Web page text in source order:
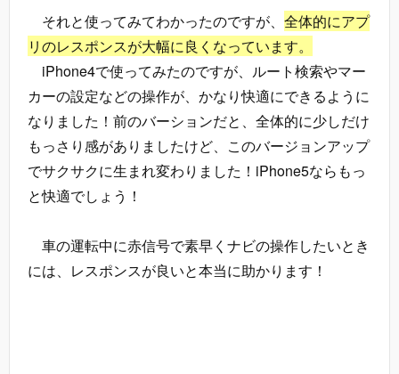
それと使ってみてわかったのですが、 全体的にアプ
リのレスポンスが大幅に良くなっています。
iPhone4で使ってみたのですが、ルート検索やマー
カーの設定などの操作が、かなり快適にできるように
なりました！前のバーションだと、全体的に少しだけ
もっさり感がありましたけど、このバージョンアップ
でサクサクに生まれ変わりました！iPhone5ならもっ
と快適でしょう！
車の運転中に赤信号で素早くナビの操作したいとき
には、レスポンスが良いと本当に助かります！